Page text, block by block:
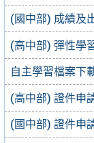
(國中部) 成績及
(高中部) 彈性學
自主學習檔案下
(高中部) 證件申
(國中部) 證件申